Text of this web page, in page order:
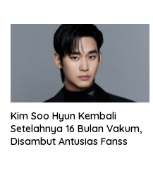
Kim Soo Hyun Kembali
Setelahnya 16 Bulan Vakum,
Disambut Antusias Fanss